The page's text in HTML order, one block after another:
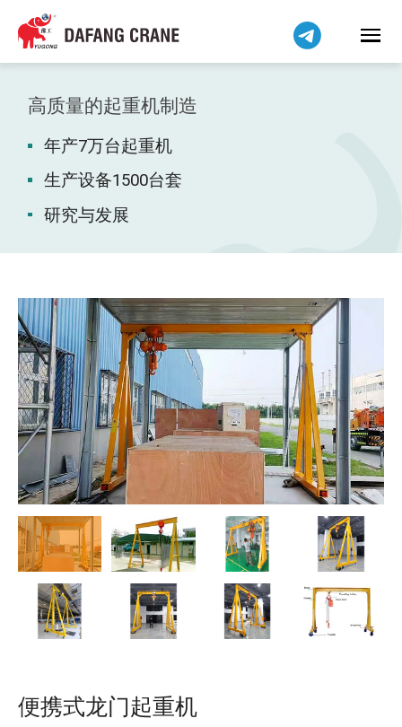
高质量的起重机制造
年产7万台起重机
生产设备1500台套
研究与发展
便携式龙门起重机
हिन्दी
Bahasa Indonesia
Bahasa Melayu
Tiếng Việt
বাংলা
فارسی
Pilipino
اردو
Беларуская мова
Kiswahili
Dansk
Norsk
O‘zbekcha